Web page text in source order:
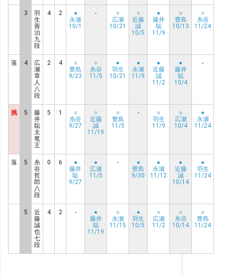
3
羽
生
善
治
九
段
4 2
●
永瀬
10/1
-
○
広瀬
10/21
○
近藤
誠
10/5
●
藤井
聡
11/9
○
豊島
10/13
○
糸谷
11/24
落 4
広
瀬
章
人
八
段
2 4
○
豊島
9/23
○
糸谷
11/5
●
羽生
10/21
●
永瀬
11/9
●
近藤
誠
11/2
●
藤井
聡
10/4
-
挑 5
藤
井
聡
太
竜
王
5 1
○
糸谷
9/27
○
近藤
誠
11/19
○
豊島
11/5
-
○
羽生
11/9
○
広瀬
10/4
●
永瀬
11/24
落 5
糸
谷
哲
郎
八
段
0 6
●
藤井
聡
9/27
●
広瀬
11/5
-
●
豊島
9/30
●
永瀬
11/12
●
近藤
誠
10/14
●
羽生
11/24
5
近
藤
誠
也
七
段
4 2 -
●
藤井
聡
11/19
○
永瀬
11/15
●
羽生
10/5
○
広瀬
11/2
○
糸谷
10/14
○
豊島
11/24